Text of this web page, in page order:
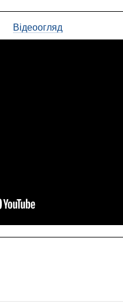
Відеоогляд